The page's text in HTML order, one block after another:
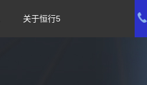
关于恒行5